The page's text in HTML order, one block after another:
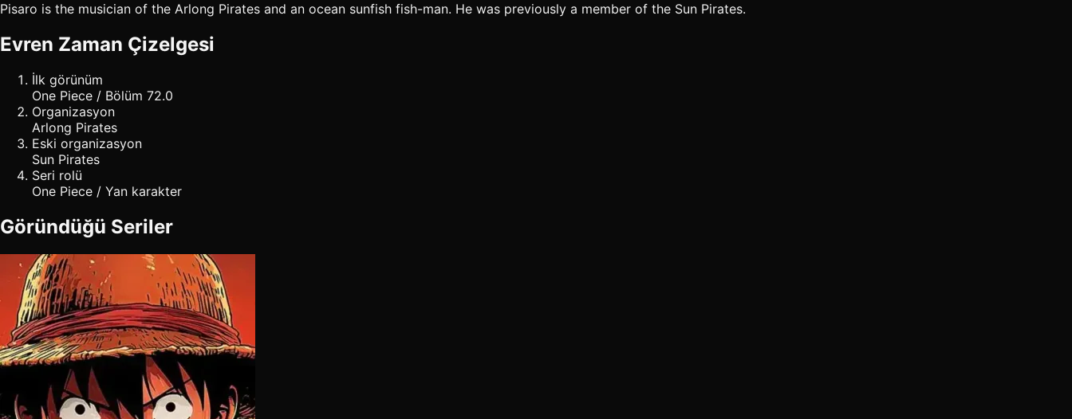
Pisaro is the musician of the Arlong Pirates and an ocean sunfish fish-man. He was previously a member of the Sun Pirates.
Evren Zaman Çizelgesi
İlk görünüm
One Piece / Bölüm 72.0
Organizasyon
Arlong Pirates
Eski organizasyon
Sun Pirates
Seri rolü
One Piece / Yan karakter
Göründüğü Seriler